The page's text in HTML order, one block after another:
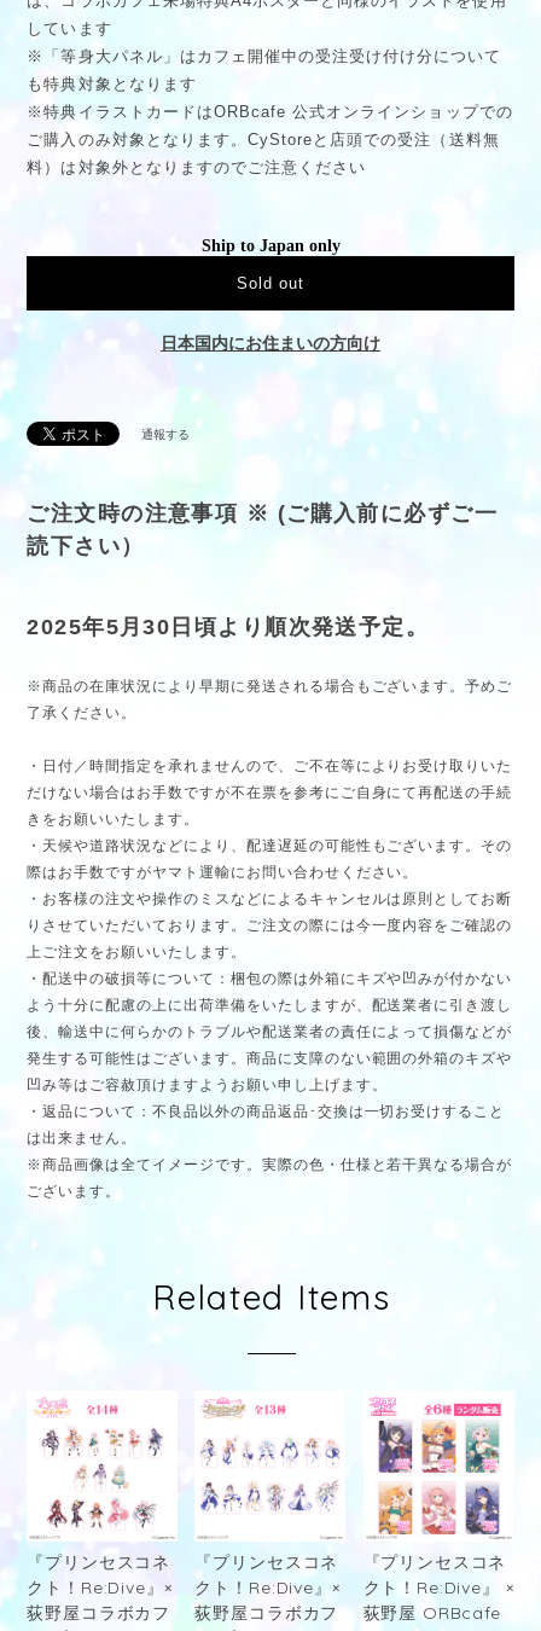
しています
※「等身大パネル」はカフェ開催中の受注受け付け分について
も特典対象となります
※特典イラストカードはORBcafe 公式オンラインショップでの
ご購入のみ対象となります。CyStoreと店頭での受注（送料無
料）は対象外となりますのでご注意ください
Ship to Japan only
Sold out
日本国内にお住まいの方向け
通報する
ご注文時の注意事項 ※ (ご購入前に必ずご一
読下さい）
2025年5月30日頃より順次発送予定。
※商品の在庫状況により早期に発送される場合もございます。予めご
了承ください。
・日付／時間指定を承れませんので、ご不在等によりお受け取りいた
だけない場合はお手数ですが不在票を参考にご自身にて再配送の手続
きをお願いいたします。
・天候や道路状況などにより、配達遅延の可能性もございます。その
際はお手数ですがヤマト運輸にお問い合わせください。
・お客様の注文や操作のミスなどによるキャンセルは原則としてお断
りさせていただいております。ご注文の際には今一度内容をご確認の
上ご注文をお願いいたします。
・配送中の破損等について：梱包の際は外箱にキズや凹みが付かない
よう十分に配慮の上に出荷準備をいたしますが、配送業者に引き渡し
後、輸送中に何らかのトラブルや配送業者の責任によって損傷などが
発生する可能性はございます。商品に支障のない範囲の外箱のキズや
凹み等はご容赦頂けますようお願い申し上げます。
・返品について：不良品以外の商品返品･交換は一切お受けすること
は出来ません。
※商品画像は全てイメージです。実際の色・仕様と若干異なる場合が
ございます。
Related Items
『プリンセスコネ
クト！Re:Dive』×
荻野屋コラボカフ
『プリンセスコネ
クト！Re:Dive』×
荻野屋コラボカフ
『プリンセスコネ
クト！Re:Dive』 ×
荻野屋 ORBcafe